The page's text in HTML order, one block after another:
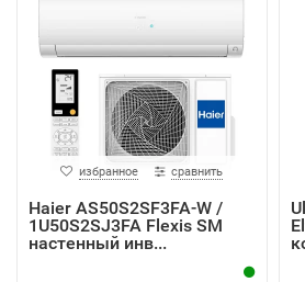
избранное сравнить
Haier AS50S2SF3FA-W /
1U50S2SJ3FA Flexis SM
настенный инв...